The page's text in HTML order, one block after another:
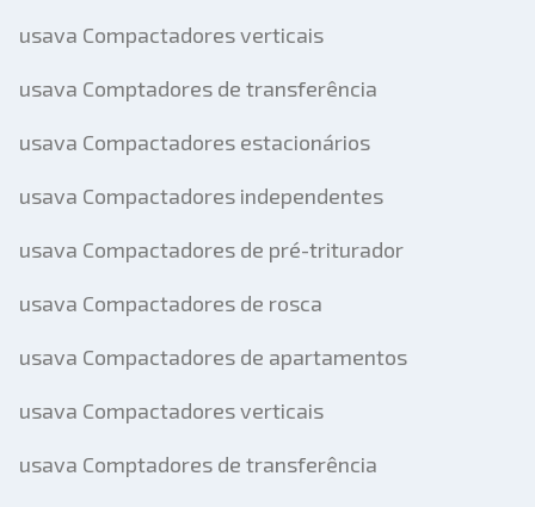
usava Compactadores verticais
usava Comptadores de transferência
usava Compactadores estacionários
usava Compactadores independentes
usava Compactadores de pré-triturador
usava Compactadores de rosca
usava Compactadores de apartamentos
usava Compactadores verticais
usava Comptadores de transferência